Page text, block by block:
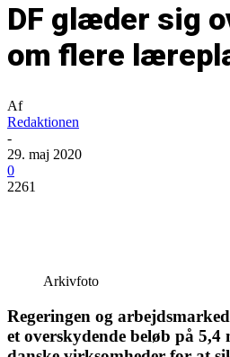
DF glæder sig
om flere
Af
Redaktionen
-
29. maj 2020
0
2261
Arkivfoto
Regeringen og
et overskydende beløb på